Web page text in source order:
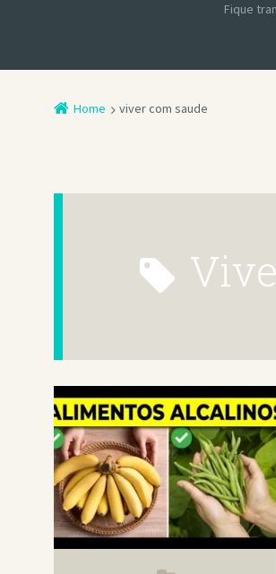
Fique
Home viver com saude